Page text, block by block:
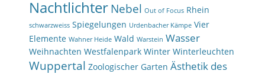
NachtlichterNebel Out of Focus Rhein
schwarzweiss Spiegelungen Urdenbacher Kämpe Vier
Elemente Wahner Heide Wald Warstein Wasser
Weihnachten Westfalenpark Winter Winterleuchten
Wuppertal Zoologischer Garten Ästhetik des